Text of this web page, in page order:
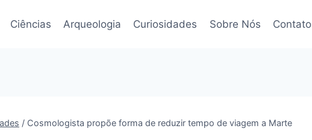
Ciências Arqueologia Curiosidades Sobre Nós Contato
/ Cosmologista propõe forma de reduzir tempo de viagem a Marte